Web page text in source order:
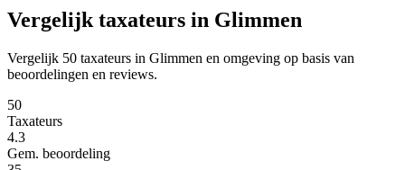
Vergelijk taxateurs in Glimmen
Vergelijk 50 taxateurs in Glimmen en omgeving op basis van
beoordelingen en reviews.
50
Taxateurs
4.3
Gem. beoordeling